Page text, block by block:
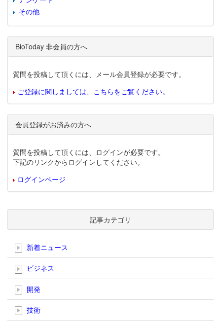
その他
BioToday 非会員の方へ
質問を投稿して頂くには、メール会員登録が必要です。
ご登録に関しましては、こちらをご覧ください。
会員登録がお済みの方へ
質問を投稿して頂くには、ログインが必要です。
下記のリンクからログインしてください。
ログインページ
記事カテゴリ
新着ニュース
ビジネス
開発
技術